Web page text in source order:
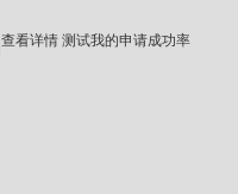
查看详情 测试我的申请成功率